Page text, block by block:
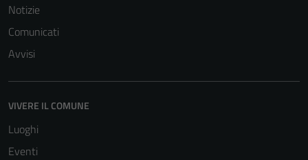
Notizie
Comunicati
Avvisi
VIVERE IL COMUNE
Luoghi
Eventi